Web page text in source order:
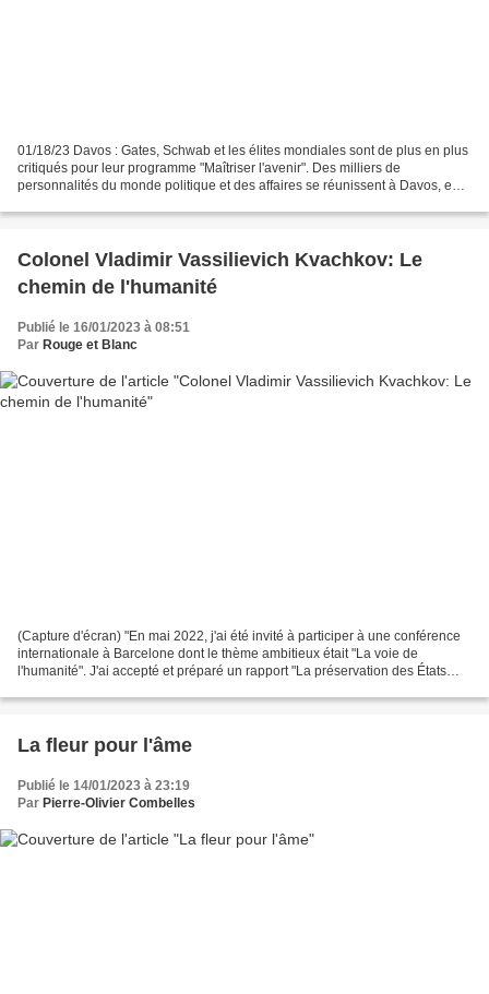
01/18/23 Davos : Gates, Schwab et les élites mondiales sont de plus en plus
critiqués pour leur programme "Maîtriser l'avenir". Des milliers de
personnalités du monde politique et des affaires se réunissent à Davos, en
Colonel Vladimir Vassilievich Kvachkov: Le
chemin de l'humanité
Publié le 16/01/2023 à 08:51
Par Rouge et Blanc
(Capture d'écran) "En mai 2022, j'ai été invité à participer à une conférence
internationale à Barcelone dont le thème ambitieux était "La voie de
l'humanité". J'ai accepté et préparé un rapport "La préservation des États
La fleur pour l'âme
Publié le 14/01/2023 à 23:19
Par Pierre-Olivier Combelles